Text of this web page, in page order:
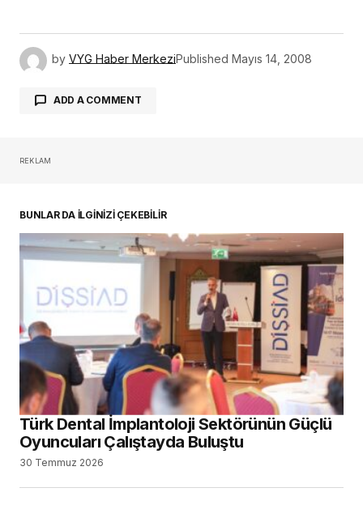
by VYG Haber MerkeziPublished Mayıs 14, 2008
ADD A COMMENT
REKLAM
BUNLAR DA İLGİNİZİ ÇEKEBİLİR
Türk Dental İmplantoloji Sektörünün Güçlü
Oyuncuları Çalıştayda Buluştu
30 Temmuz 2026